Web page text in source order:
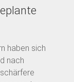
haben sich
nach